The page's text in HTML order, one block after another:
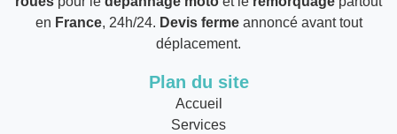
en France, 24h/24. Devis fermeannoncé avant tout
déplacement.
Plan du site
Accueil
Services